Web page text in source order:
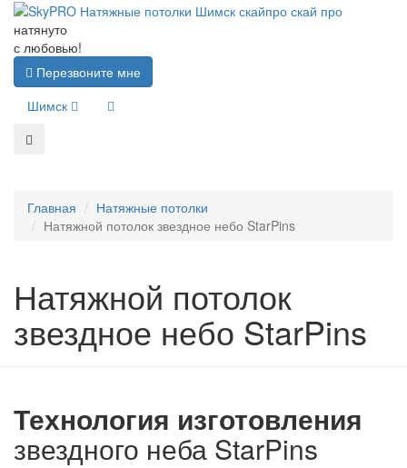
натянуто
с любовью!
Перезвоните мне
Шимск
Главная
Натяжные потолки
Натяжной потолок звездное небо StarPins
Натяжной потолок
звездное небо StarPins
Технология изготовления
звездного неба StarPins